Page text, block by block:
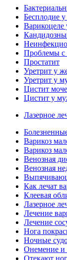
Бесплодие
Проблемы с
Простатит
Уретрит у
Уретрит у
Цистит
Цистит у
Лазерное
Варикоз
Варикоз
Венозная
Венозная
Как лечат
Клеевая
Лазерное
Лечение
Лечение
Нога
Ночные
Онемение и
Отекают